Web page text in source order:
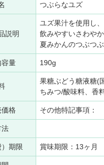
つぶらなユズ
説明
ユズ果汁を使用し、
飲みやすいさわや
夏みかんのつぶつ
容量 190g
果糖ぶどう糖液糖(
ちみつ/酸味料、香
価格 その他特記事項：
法
期限 賞味期限：13ヶ